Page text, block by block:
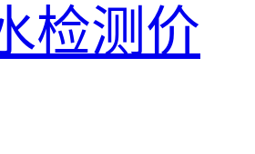
检测价